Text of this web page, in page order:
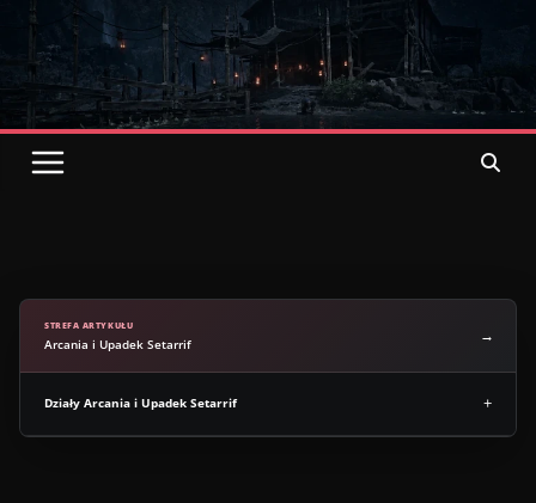
Przejdź
treści
STREFA ARTYKUŁU
Arcania i Upadek Setarrif
Działy Arcania i Upadek Setarrif